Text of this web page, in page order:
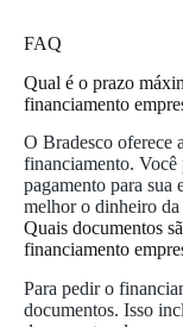
FAQ
Qual é o prazo
financiamento
O Bradesco oferece
financiamento. Você
pagamento para sua
melhor o dinheiro da
Quais documentos
financiamento
Para pedir o
documentos. Isso